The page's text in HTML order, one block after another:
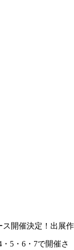
ス開催決定！出展作
5・6・7で開催さ